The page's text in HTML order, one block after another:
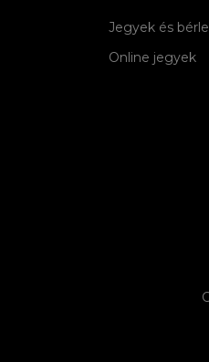
Jegyek és
Online jegyek